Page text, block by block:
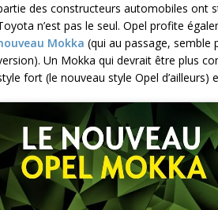
des constructeurs automobiles ont
n’est pas le seul. Opel profite
Mokka (qui au passage, semble
Un Mokka qui devrait être plus
fort (le nouveau style Opel